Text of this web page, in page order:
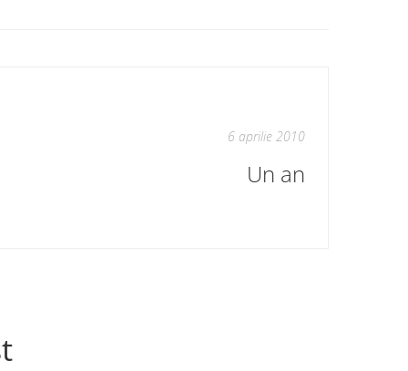
6 aprilie 2010
Un an